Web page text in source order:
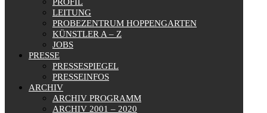
LEITUNG
PROBEZENTRUM HOPPENGARTEN
KÜNSTLER A – Z
JOBS
PRESSE
PRESSESPIEGEL
PRESSEINFOS
ARCHIV
ARCHIV PROGRAMM
ARCHIV 2001 – 2020